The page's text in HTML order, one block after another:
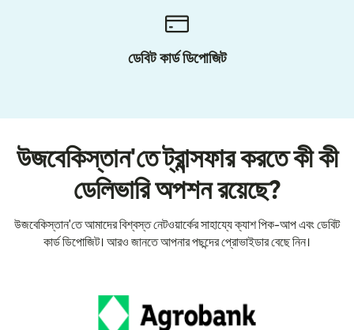
ডেবিট কার্ড ডিপোজিট
উজবেকিস্তান'তে ট্রান্সফার করতে কী কী
ডেলিভারি অপশন রয়েছে?
উজবেকিস্তান'তে আমাদের বিশ্বস্ত নেটওয়ার্কের সাহায্যে ক্যাশ পিক-আপ এবং ডেবিট
কার্ড ডিপোজিট। আরও জানতে আপনার পছন্দের প্রোভাইডার বেছে নিন।